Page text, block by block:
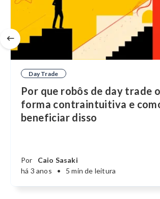
Day Trade
Por que robôs de day trade
forma contraintuitiva e
beneficiar disso
Por
Caio Sasaki
há 3 anos
• 5 min de leitura